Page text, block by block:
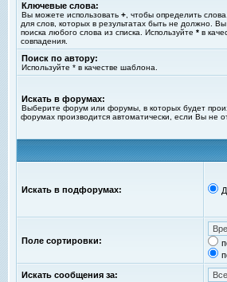
Ключевые слова:
Вы можете использовать + , чтобы определить
для слов, которых в результатах быть не должно.
поиска любого слова из списка. Используйте * в
совпадения.
Поиск по автору:
Используйте * в качестве шаблона.
Искать в форумах:
Выберите форум или форумы, в которых будет
форумах производится автоматически, если Вы не
Искать в подфорумах:
Поле сортировки:
Искать сообщения за: